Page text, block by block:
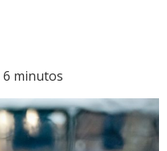
6 minutos